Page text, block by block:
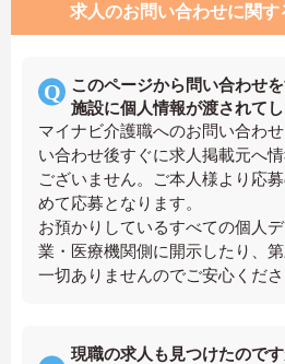
求人のお問い合わせに関す
このページから問い合わせ
施設に個人情報が渡されて
マイナビ介護職へのお問い合わ
い合わせ後すぐに求人掲載元へ
ございません。ご本人様より応
めて応募となります。
お預かりしているすべての個人
業・医療機関側に開示したり、
一切ありませんのでご安心くださ
現職の求人も見つけたので